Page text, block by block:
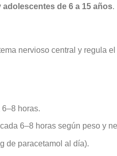
adolescentes de 6 a 15 años.
nervioso central y regula
horas.
6–8 horas según peso y
de paracetamol al día).